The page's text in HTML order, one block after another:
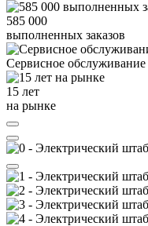
585 000
выполненных заказов
Сервисное обслуживание
15 лет
на рынке